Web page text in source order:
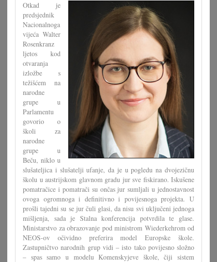
Otkad je
predsjednik
Nacionalnoga
vijeća Walter
Rosenkranz
ljetos kod
otvaranja
izložbe s
težišćem na
narodne
grupe u
Parlamentu
govorio o
školi za
narodne
grupe u
Beču, niklo u
slušateljica i slušatelji ufanje, da je u pogledu na dvojezičnu
školu u austrijskom glavnom gradu jur sve fiskirano. Iskušene
pomatračice i pomatrači su ončas jur sumljali u jednostavnost
ovoga ogromnoga i definitivno i povijesnoga projekta. U
prošli tajedni su se jur čuli glasi, da nisu svi uključeni jednoga
mišljenja, sada je Stalna konferencija potvrdila te glase.
Ministarstvo za obrazovanje pod ministrom Wiederkehrom od
NEOS-ov očividno preferira model Europske škole.
Zastupničtvo narodnih grup vidi – isto tako povijesno složno
– spas samo u modelu Komenskyjeve škole, čiji sistem